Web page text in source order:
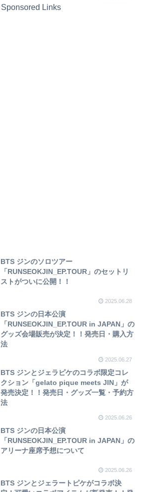
Sponsored Links
BTS ジンのソロツアー
「RUNSEOKJIN_EP.TOUR」のセットリ
ストがついに公開！！
2025.06.28
BTS ジンの日本公演
「RUNSEOKJIN_EP.TOUR in JAPAN」の
グッズ会場販売が決定！！発売日・購入方
法
2025.06.27
BTS ジンとジェラピケのコラボ限定コレ
クション「gelato pique meets JIN」が
発売決定！！発売日・グッズ一覧・予約方
法
2025.06.26
BTS ジンの日本公演
「RUNSEOKJIN_EP.TOUR in JAPAN」の
アリーナ座席予想について
2025.06.26
BTS ジンとジェラートピケがコラボ決